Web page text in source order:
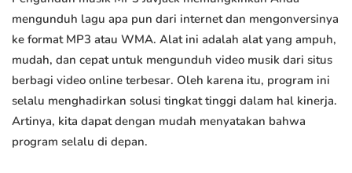
mengunduh lagu apa pun dari internet dan mengonversinya
ke format MP3 atau WMA. Alat ini adalah alat yang ampuh,
mudah, dan cepat untuk mengunduh video musik dari situs
berbagi video online terbesar. Oleh karena itu, program ini
selalu menghadirkan solusi tingkat tinggi dalam hal kinerja.
Artinya, kita dapat dengan mudah menyatakan bahwa
program selalu di depan.